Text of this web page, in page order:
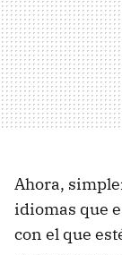
Ahora,
idiomas que
con el que